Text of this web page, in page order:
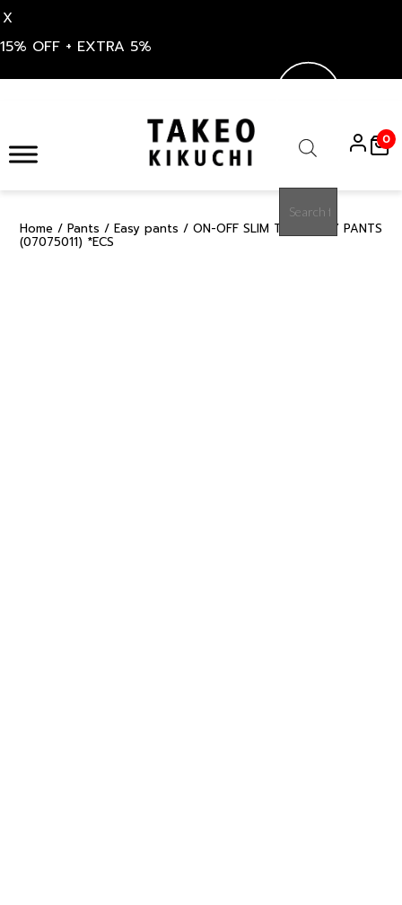
X
15% OFF + EXTRA 5%
content
search
0
Home / Pants / Easy pants / ON-OFF SLIM TUCK EASY PANTS
(07075011) *ECS
15%